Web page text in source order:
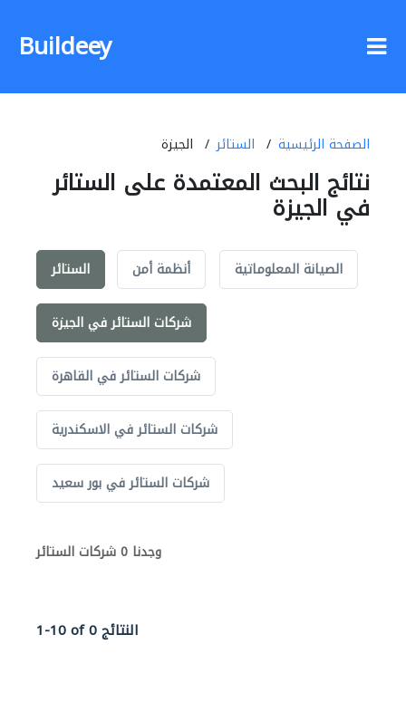
Buildeey
الصفحة الرئيسية الستائر الجيزة
نتائج البحث المعتمدة على الستائر
في الجيزة
الستائر أنظمة أمن الصيانة المعلوماتية
شركات الستائر في الجيزة
شركات الستائر في القاهرة
شركات الستائر في الاسكندرية
شركات الستائر في بور سعيد
وجدنا 0 شركات الستائر
1-10 of 0 النتائج